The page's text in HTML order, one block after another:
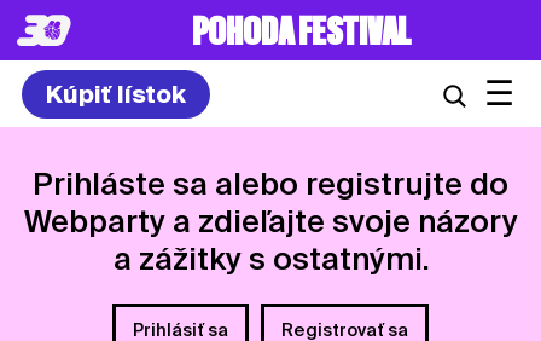
POHODA FESTIVAL
Kúpiť lístok ☰
Prihláste sa alebo registrujte do
Webparty a zdieľajte svoje názory
a zážitky s ostatnými.
Prihlásiť sa Registrovať sa